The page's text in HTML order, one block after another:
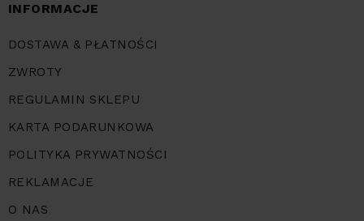
INFORMACJE
DOSTAWA & PŁATNOŚCI
ZWROTY
REGULAMIN SKLEPU
KARTA PODARUNKOWA
POLITYKA PRYWATNOŚCI
REKLAMACJE
O NAS